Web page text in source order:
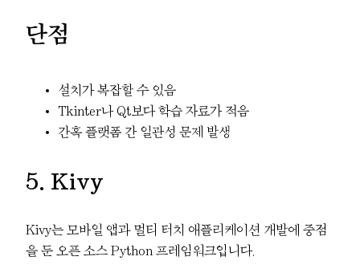
단점
설치가 복잡할 수 있음
Tkinter나 Qt보다 학습 자료가 적음
간혹 플랫폼 간 일관성 문제 발생
5. Kivy
Kivy는 모바일 앱과 멀티 터치 애플리케이션 개발에 중점
을 둔 오픈 소스 Python 프레임워크입니다.